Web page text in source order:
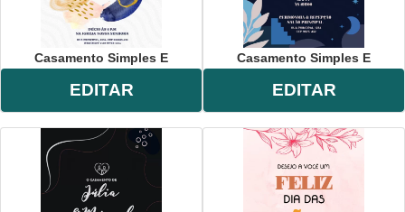
Casamento Simples E
EDITAR
Casamento Simples E
EDITAR